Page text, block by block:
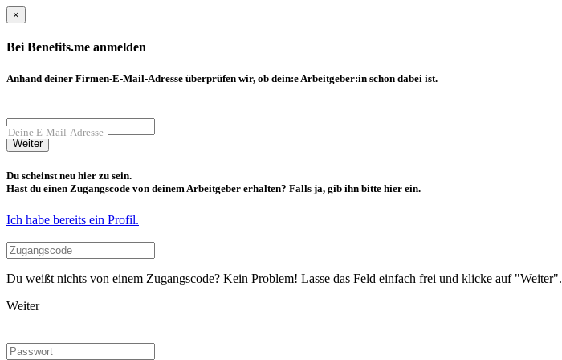
×
Bei Benefits.me anmelden
Anhand deiner Firmen-E-Mail-Adresse überprüfen wir, ob dein:e Arbeitgeber:in schon dabei ist.
Deine E-Mail-Adresse
Weiter
Du scheinst neu hier zu sein.
Hast du einen Zugangscode von deinem Arbeitgeber erhalten? Falls ja, gib ihn bitte hier ein.
Ich habe bereits ein Profil.
Du weißt nichts von einem Zugangscode? Kein Problem! Lasse das Feld einfach frei und klicke auf "Weiter".
Weiter